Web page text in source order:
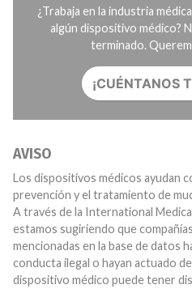
¿Trabaja en la industria
algún dispositivo médico?
terminado.
¡CUÉNTANOS
AVISO
Los dispositivos médicos ayudan
prevención y el tratamiento de
A través de la International
estamos sugiriendo que
mencionadas en la base de datos
conducta ilegal o hayan actuado
dispositivo médico puede tener